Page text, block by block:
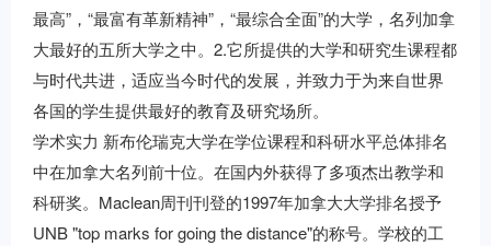
最高”，“最富有革新精神”，“最综合全面”的大学，名列加拿
大最好的五所大学之中。2.它所提供的大学和研究生课程都
与时代共进，适应当今时代的发展，并致力于为来自世界
各国的学生提供最好的教育及研究场所。
学术实力 新布伦瑞克大学在学位课程和科研水平总体排名
中在加拿大名列前十位。在国内外获得了多项杰出教学和
科研奖。Maclean周刊刊登的1997年加拿大大学排名授予
UNB "top marks for going the distance"的称号。学校的工